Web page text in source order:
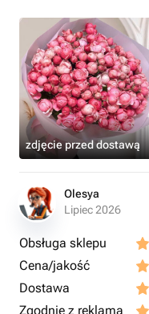
zdjęcie przed dostawą
Olesya
Lipiec 2026
Obsługa sklepu
Cena/jakość
Dostawa
Zgodnie z reklamą